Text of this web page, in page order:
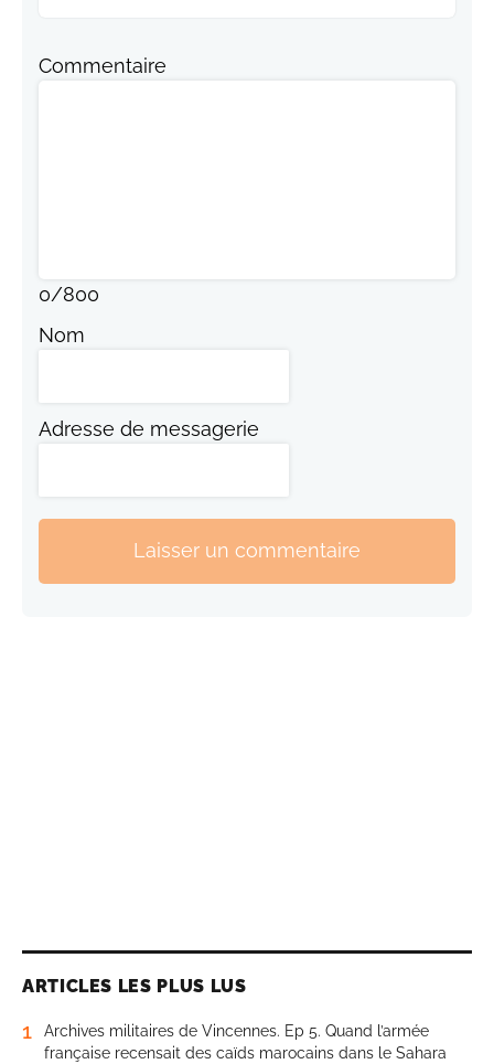
Commentaire
0/800
Nom
Adresse de messagerie
Laisser un commentaire
ARTICLES LES PLUS LUS
1
Archives militaires de Vincennes. Ep 5. Quand l’armée
française recensait des caïds marocains dans le Sahara